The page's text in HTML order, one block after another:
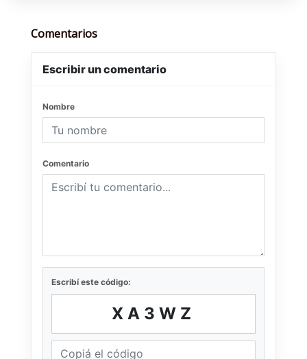
Comentarios
Escribir un comentario
Nombre
Comentario
Escribí este código:
XA3WZ